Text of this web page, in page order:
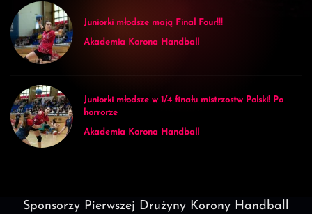
Juniorki młodsze mają Final Four!!!
Akademia Korona Handball
Juniorki młodsze w 1/4 finału mistrzostw Polski! Po
horrorze
Akademia Korona Handball
Sponsorzy Pierwszej Drużyny Korony Handball